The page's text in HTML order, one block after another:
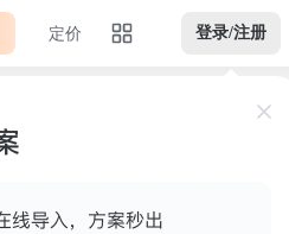
定价 登录/注册